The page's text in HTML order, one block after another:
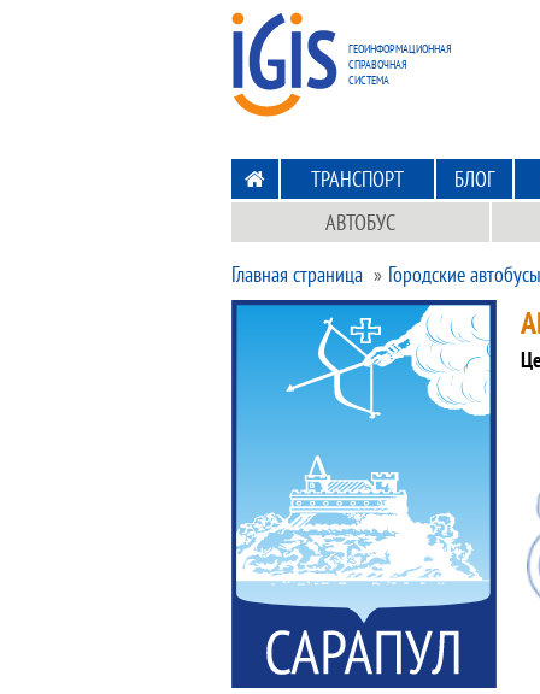
ГЕОИНФОРМАЦИОННАЯ
СПРАВОЧНАЯ
СИСТЕМА
НА ГЛАВНУЮ
ТРАНСПОРТ БЛОГ
АВТОБУС
Главная страница
Городские